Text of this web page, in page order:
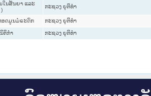
ນສັນຍາ ແລະ
ກະຊວງ ຍຸຕິທໍາ
ອດມູນມໍຣະດົກ ກະຊວງ ຍຸຕິທໍາ
ຕິກໍາ ກະຊວງ ຍຸຕິທໍາ